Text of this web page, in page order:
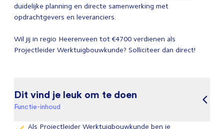
duidelijke planning en directe samenwerking met
opdrachtgevers en leveranciers.
Wil jij in regio Heerenveen tot €4700 verdienen als
Projectleider Werktuigbouwkunde? Solliciteer dan direct!
Dit vind je leuk om te doen
Functie-inhoud
Als Projectleider Werktuigbouwkunde ben je